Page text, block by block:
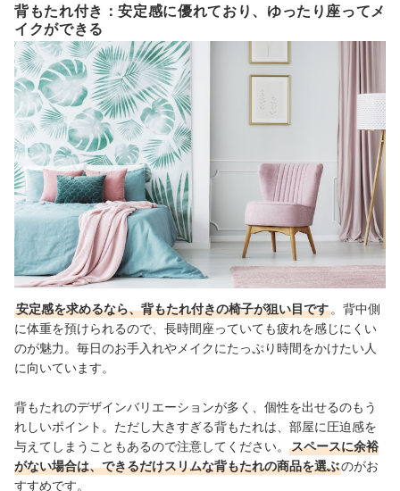
背もたれ付き：安定感に優れており、ゆったり座ってメ
イクができる
安定感を求めるなら、背もたれ付きの椅子が狙い目です 。背中側
に体重を預けられるので、長時間座っていても疲れを感じにくい
のが魅力。毎日のお手入れやメイクにたっぷり時間をかけたい人
に向いています。
背もたれのデザインバリエーションが多く、個性を出せるのもう
れしいポイント。ただし大きすぎる背もたれは、部屋に圧迫感を
与えてしまうこともあるので注意してください。
スペースに余裕
がない場合は、できるだけスリムな背もたれの商品を選ぶのがお
すすめです。